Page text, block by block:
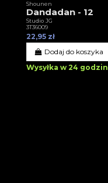
Shounen
Dandadan - 12
Studio JG
3T36009
22,95 zł
Dodaj do koszyka
Wysyłka w 24 godzin